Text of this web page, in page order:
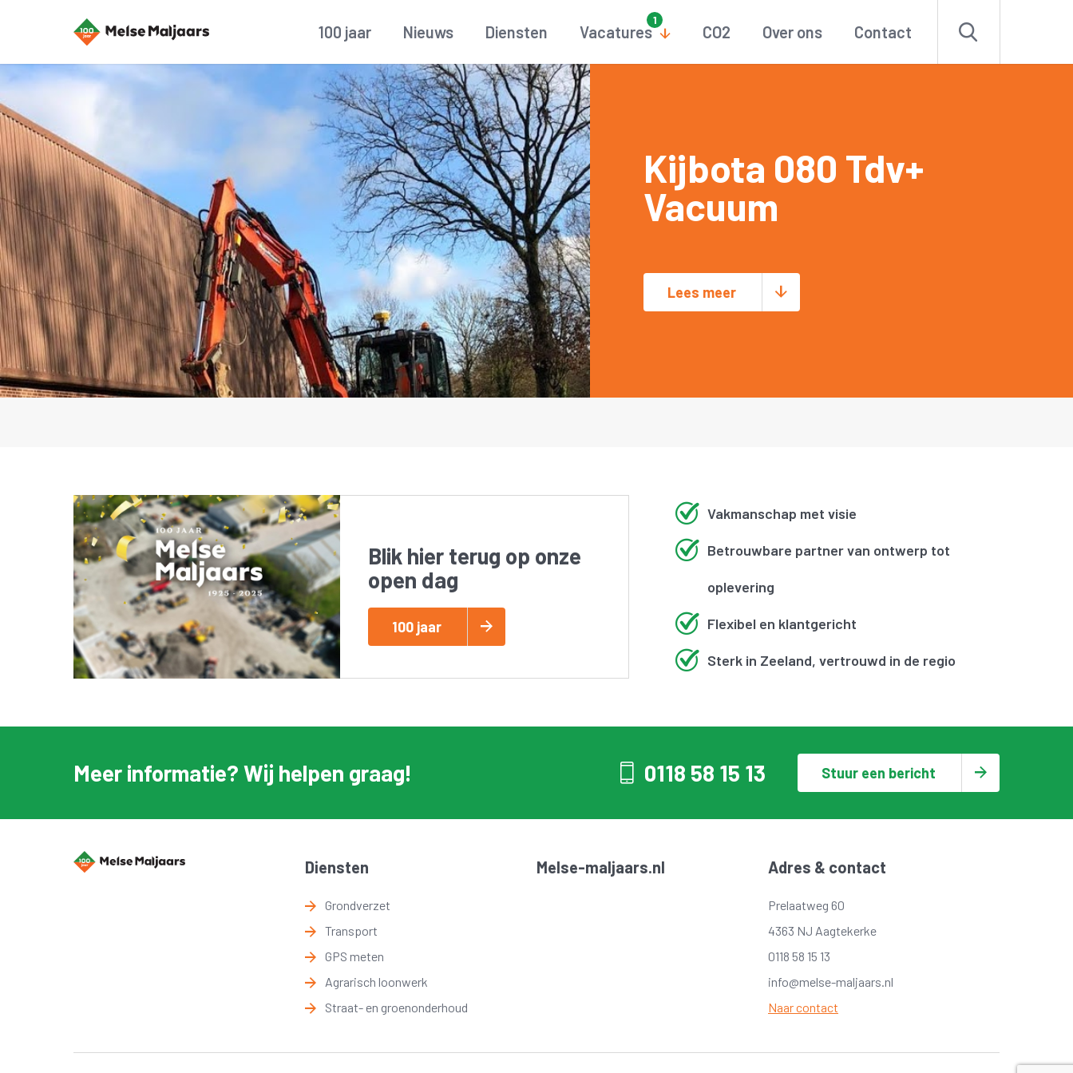
100 jaar Nieuws Diensten Vacatures CO2 Over ons Contact
Kijbota 080 Tdv+
Vacuum
Lees meer
Blik hier terug op onze
open dag
100 jaar
Vakmanschap met visie
Betrouwbare partner van ontwerp tot
oplevering
Flexibel en klantgericht
Sterk in Zeeland, vertrouwd in de regio
Meer informatie? Wij helpen graag! 0118 58 15 13 Stuur een bericht
Diensten
Grondverzet
Transport
GPS meten
Agrarisch loonwerk
Straat- en groenonderhoud
Melse-maljaars.nl Adres & contact
Prelaatweg 60
4363 NJ Aagtekerke
0118 58 15 13
info@melse-maljaars.nl
Naar contact